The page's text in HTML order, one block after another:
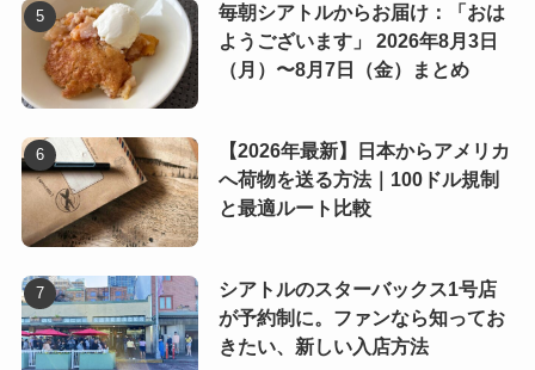
毎朝シアトルからお届け：「おは
ようございます」 2026年8月3日
（月）〜8月7日（金）まとめ
【2026年最新】日本からアメリカ
へ荷物を送る方法｜100ドル規制
と最適ルート比較
シアトルのスターバックス1号店
が予約制に。ファンなら知ってお
きたい、新しい入店方法